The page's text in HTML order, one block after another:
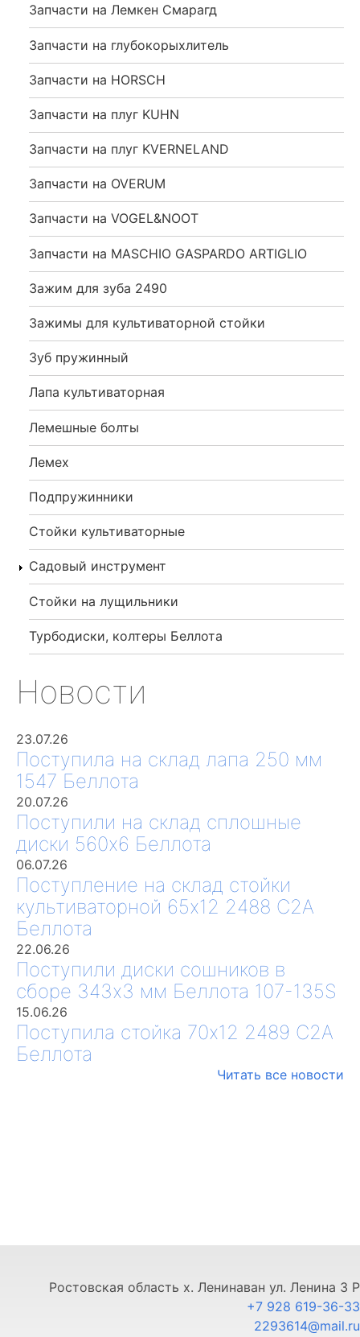
Запчасти на Лемкен Смарагд
Запчасти на глубокорыхлитель
Запчасти на HORSCH
Запчасти на плуг KUHN
Запчасти на плуг KVERNELAND
Запчасти на OVERUM
Запчасти на VOGEL&NOOT
Запчасти на MASCHIO GASPARDO ARTIGLIO
Зажим для зуба 2490
Зажимы для культиваторной стойки
Зуб пружинный
Лапа культиваторная
Лемешные болты
Лемех
Подпружинники
Стойки культиваторные
Садовый инструмент
Стойки на лущильники
Турбодиски, колтеры Беллота
Новости
23.07.26
Поступила на склад лапа 250 мм
1547 Беллота
20.07.26
Поступили на склад сплошные
диски 560х6 Беллота
06.07.26
Поступление на склад стойки
культиваторной 65х12 2488 С2А
Беллота
22.06.26
Поступили диски сошников в
сборе 343х3 мм Беллота 107-135S
15.06.26
Поступила стойка 70х12 2489 С2А
Беллота
Читать все новости
Ростовская область х. Ленинаван ул. Ленина 3 Р
+7 928 619-36-33
2293614@mail.ru